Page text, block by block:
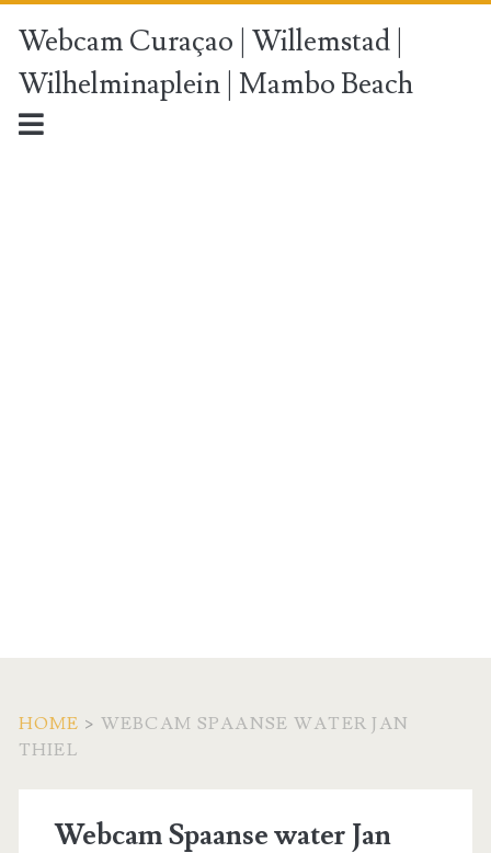
Webcam Curaçao | Willemstad |
Wilhelminaplein | Mambo Beach
HOME > WEBCAM SPAANSE WATER JAN
THIEL
Webcam Spaanse water Jan